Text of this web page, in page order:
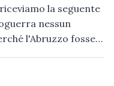
la seguente
nessun
l'Abruzzo fosse…